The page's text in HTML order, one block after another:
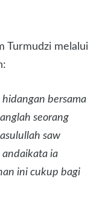
Turmudzi melalui
bersama
seorang
saw
andaikata ia
ini cukup bagi